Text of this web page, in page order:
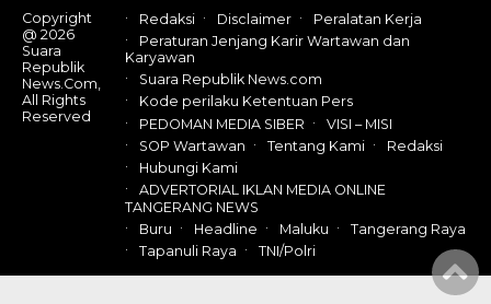
Copyright
@ 2026
Suara
Republik
News.Com,
All Rights
Reserved
Redaksi Disclaimer
Peralatan Kerja
Peraturan Jenjang Karir Wartawan dan
Karyawan
Suara Republik News.com
Kode perilaku Ketentuan Pers
PEDOMAN MEDIA SIBER
VISI – MISI
SOP Wartawan
Tentang Kami
Redaksi
Hubungi Kami
ADVERTORIAL IKLAN MEDIA ONLINE
TANGERANG NEWS
Buru
Headline Maluku
Tangerang Raya
Tapanuli Raya
TNI/Polri